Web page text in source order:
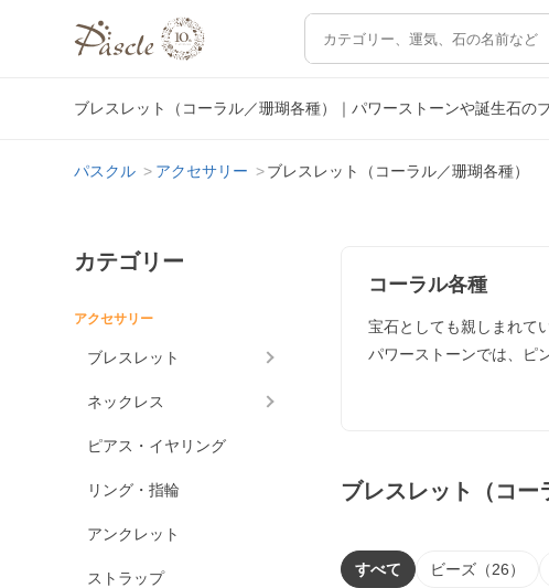
ブレスレット（コーラル／珊瑚各種）｜パワーストーンや誕生石の
パスクル アクセサリー ブレスレット（コーラル／珊瑚各種）
カテゴリー
アクセサリー
ブレスレット
ネックレス
ピアス・イヤリング
リング・指輪
アンクレット
ストラップ
コーラル各種
宝石としても親しまれて
パワーストーンでは、ピ
ブレスレット（コー
すべて ビーズ（26）